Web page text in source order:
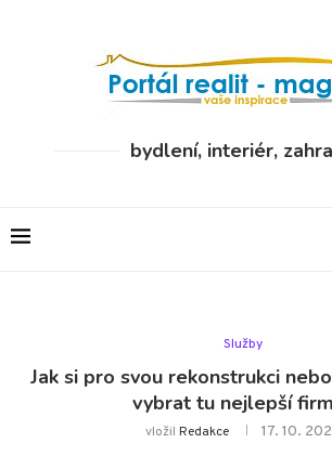
bydlení, interiér,
Služby
Jak si pro svou rekonstrukci
vybrat tu nejlepší
vložil Redakce 17. 10.